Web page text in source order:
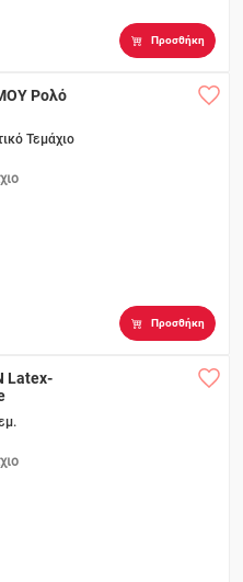
Προσθήκη
Ρολό
Τεμάχιο
Προσθήκη
Latex-